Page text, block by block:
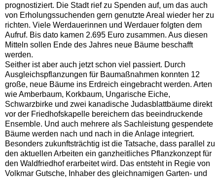
prognostiziert. Die Stadt rief zu Spenden auf, um das auch
von Erholungssuchenden gern genutzte Areal wieder her zu
richten. Viele Werdauerinnen und Werdauer folgten dem
Aufruf. Bis dato kamen 2.695 Euro zusammen. Aus diesen
Mitteln sollen Ende des Jahres neue Bäume beschafft
werden.
Seither ist aber auch jetzt schon viel passiert. Durch
Ausgleichspflanzungen für Baumaßnahmen konnten 12
große, neue Bäume ins Erdreich eingebracht werden. Arten
wie Amberbaum, Korkbaum, Ungarische Eiche,
Schwarzbirke und zwei kanadische Judasblattbäume direkt
vor der Friedhofskapelle bereichern das beeindruckende
Ensemble. Und auch mehrere als Sachleistung gespendete
Bäume werden nach und nach in die Anlage integriert.
Besonders zukunftsträchtig ist die Tatsache, dass parallel zu
den aktuellen Arbeiten ein ganzheitliches Pflanzkonzept für
den Waldfriedhof erarbeitet wird. Das entsteht in Regie von
Volkmar Gutsche, Inhaber des gleichnamigen Garten- und